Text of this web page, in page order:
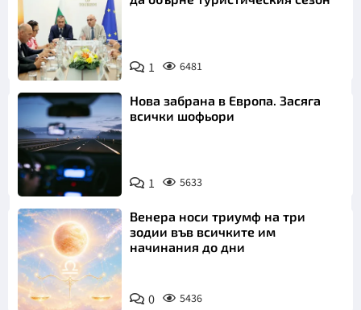
1 6481
Нова забрана в Европа. Засяга
всички шофьори
1 5633
Венера носи триумф на три
зодии във всичките им
начинания до дни
0 5436